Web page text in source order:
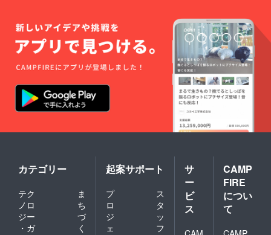
カテゴリー
テク
ノロ
ジー
・ガ
ま
ち
づ
く
起案サポート
プ
ロ
ジ
ェ
ス
タ
ッ
フ
サ
ー
ビ
ス
CAMP
FIRE
につい
て